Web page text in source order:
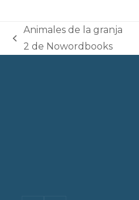
previous
Animales de la granja
2 de Nowordbooks